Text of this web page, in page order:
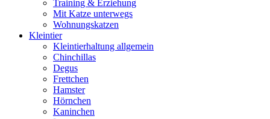
Training & Erziehung
Mit Katze unterwegs
Wohnungskatzen
Kleintier
Kleintierhaltung allgemein
Chinchillas
Degus
Frettchen
Hamster
Hörnchen
Kaninchen